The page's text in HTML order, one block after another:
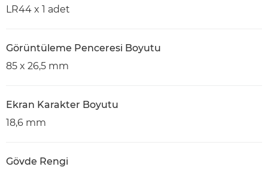
LR44 x 1 adet
Görüntüleme Penceresi Boyutu
85 x 26,5 mm
Ekran Karakter Boyutu
18,6 mm
Gövde Rengi